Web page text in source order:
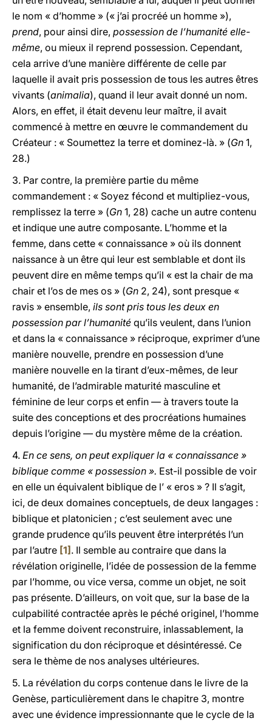
le nom « d’homme » (« j’ai procréé un homme »),
prend, pour ainsi dire, possession de l’humanité elle-
même, ou mieux il reprend possession. Cependant,
cela arrive d’une manière différente de celle par
laquelle il avait pris possession de tous les autres êtres
vivants (animalia), quand il leur avait donné un nom.
Alors, en effet, il était devenu leur maître, il avait
commencé à mettre en œuvre le commandement du
Créateur : « Soumettez la terre et dominez-là. » (Gn 1,
28.)
3. Par contre, la première partie du même
commandement : « Soyez fécond et multipliez-vous,
remplissez la terre » (Gn 1, 28) cache un autre contenu
et indique une autre composante. L’homme et la
femme, dans cette « connaissance » où ils donnent
naissance à un être qui leur est semblable et dont ils
peuvent dire en même temps qu’il « est la chair de ma
chair et l’os de mes os » (Gn 2, 24), sont presque «
ravis » ensemble, ils sont pris tous les deux en
possession par l’humanité qu’ils veulent, dans l’union
et dans la « connaissance » réciproque, exprimer d’une
manière nouvelle, prendre en possession d’une
manière nouvelle en la tirant d’eux-mêmes, de leur
humanité, de l’admirable maturité masculine et
féminine de leur corps et enfin — à travers toute la
suite des conceptions et des procréations humaines
depuis l’origine — du mystère même de la création.
4. En ce sens, on peut expliquer la « connaissance »
biblique comme « possession ». Est-il possible de voir
en elle un équivalent biblique de l’ « eros » ? Il s’agit,
ici, de deux domaines conceptuels, de deux langages :
biblique et platonicien ; c’est seulement avec une
grande prudence qu’ils peuvent être interprétés l’un
par l’autre [1] . Il semble au contraire que dans la
révélation originelle, l’idée de possession de la femme
par l’homme, ou vice versa, comme un objet, ne soit
pas présente. D’ailleurs, on voit que, sur la base de la
culpabilité contractée après le péché originel, l’homme
et la femme doivent reconstruire, inlassablement, la
signification du don réciproque et désintéressé. Ce
sera le thème de nos analyses ultérieures.
5. La révélation du corps contenue dans le livre de la
Genèse, particulièrement dans le chapitre 3, montre
avec une évidence impressionnante que le cycle de la